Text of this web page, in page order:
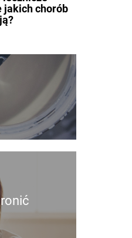
jakich chorób